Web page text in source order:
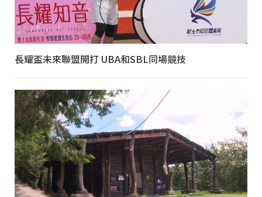
長耀盃未來聯盟開打 UBA和SBL同場競技